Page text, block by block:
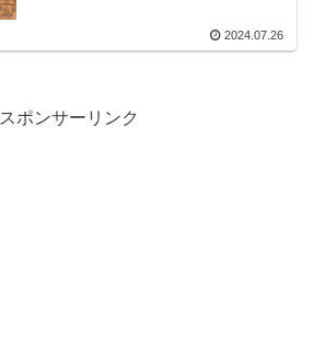
2024.07.26
スポンサーリンク